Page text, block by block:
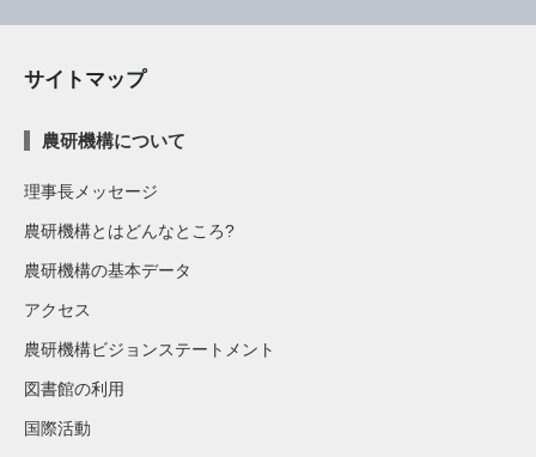
サイトマップ
農研機構について
理事長メッセージ
農研機構とはどんなところ?
農研機構の基本データ
アクセス
農研機構ビジョンステートメント
図書館の利用
国際活動